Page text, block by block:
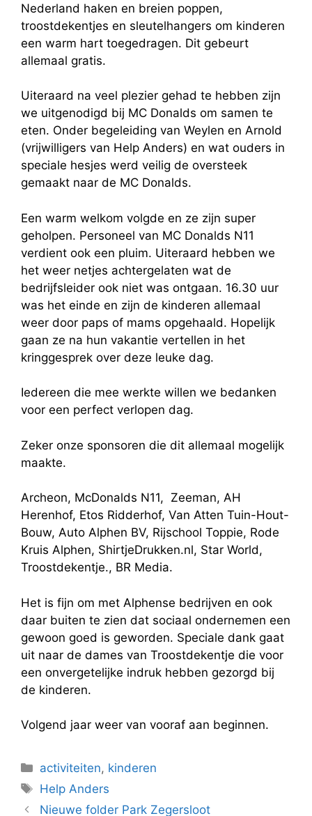
Nederland haken en breien poppen,
troostdekentjes en sleutelhangers om kinderen
een warm hart toegedragen. Dit gebeurt
allemaal gratis.
Uiteraard na veel plezier gehad te hebben zijn
we uitgenodigd bij MC Donalds om samen te
eten. Onder begeleiding van Weylen en Arnold
(vrijwilligers van Help Anders) en wat ouders in
speciale hesjes werd veilig de oversteek
gemaakt naar de MC Donalds.
Een warm welkom volgde en ze zijn super
geholpen. Personeel van MC Donalds N11
verdient ook een pluim. Uiteraard hebben we
het weer netjes achtergelaten wat de
bedrijfsleider ook niet was ontgaan. 16.30 uur
was het einde en zijn de kinderen allemaal
weer door paps of mams opgehaald. Hopelijk
gaan ze na hun vakantie vertellen in het
kringgesprek over deze leuke dag.
Iedereen die mee werkte willen we bedanken
voor een perfect verlopen dag.
Zeker onze sponsoren die dit allemaal mogelijk
maakte.
Archeon, McDonalds N11, Zeeman, AH
Herenhof, Etos Ridderhof, Van Atten Tuin-Hout-
Bouw, Auto Alphen BV, Rijschool Toppie, Rode
Kruis Alphen, ShirtjeDrukken.nl, Star World,
Troostdekentje., BR Media.
Het is fijn om met Alphense bedrijven en ook
daar buiten te zien dat sociaal ondernemen een
gewoon goed is geworden. Speciale dank gaat
uit naar de dames van Troostdekentje die voor
een onvergetelijke indruk hebben gezorgd bij
de kinderen.
Volgend jaar weer van vooraf aan beginnen.
Categorieën
activiteiten, kinderen
Tags
Help Anders
Nieuwe folder Park Zegersloot